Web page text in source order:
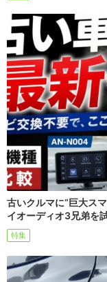
古いクルマに“巨大ス
イオーディオ3兄弟を
特集